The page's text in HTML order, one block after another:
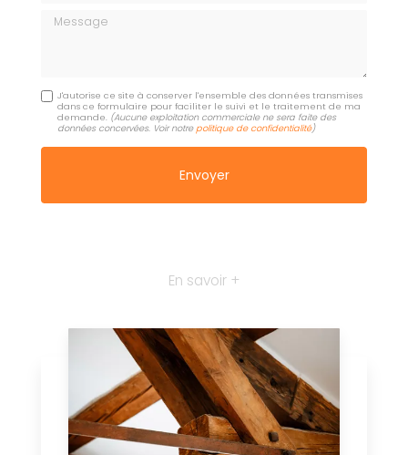
Message
J'autorise ce site à conserver l'ensemble des données transmises
dans ce formulaire pour faciliter le suivi et le traitement de ma
demande. (Aucune exploitation commerciale ne sera faite des
données concervées. Voir notrepolitique de confidentialité)
En savoir +